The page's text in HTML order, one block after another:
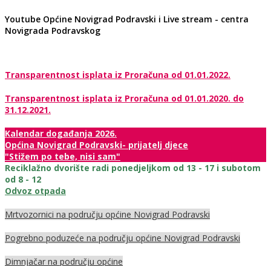
Youtube Općine Novigrad Podravski i Live stream - centra
Novigrada Podravskog
Transparentnost isplata iz Proračuna od 01.01.2022.
Transparentnost isplata iz Proračuna od 01.01.2020. do
31.12.2021.
Kalendar događanja 2026.
Općina Novigrad Podravski- prijatelj djece
"Stižem po tebe, nisi sam"
Reciklažno dvorište radi ponedjeljkom od 13 - 17 i subotom
od 8 - 12
Odvoz otpada
Mrtvozornici na području općine Novigrad Podravski
Pogrebno poduzeće na području općine Novigrad Podravski
Dimnjačar na području općine